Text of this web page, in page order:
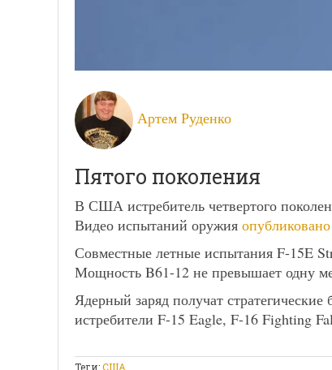
Артем Руденко
Пятого поколения
В США истребитель четвертого
Видео испытаний оружия опубликовано
Совместные летные испытания F-15E
Мощность B61-12 не превышает одну
Ядерный заряд получат
истребители F-15 Eagle, F-16 Fighting
Теги:США